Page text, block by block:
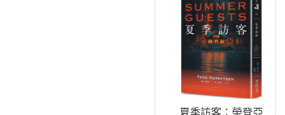
夏季訪客：榮登亞